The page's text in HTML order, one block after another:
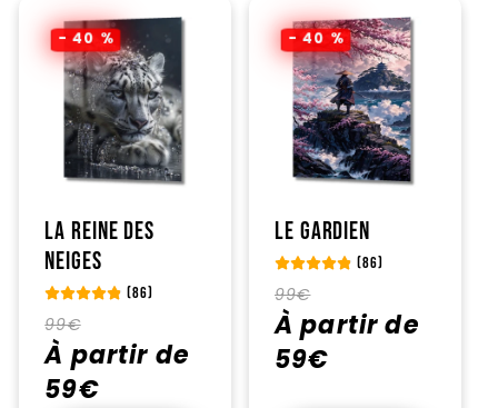
Recherche
Espace personnel
- 40 %
La Reine des
Neiges
(86)
Prix
habituel
99€
promotionnel
À partir de
59€
- 40 %
Le Gardien
(86)
Prix
habituel
99€
promotionnel
À partir de
59€